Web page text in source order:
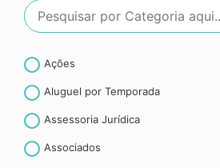
Ações
Aluguel por Temporada
Assessoria Jurídica
Associados